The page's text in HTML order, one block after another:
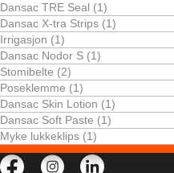
Dansac TRE Seal (1)
Dansac X-tra Strips (1)
Irrigasjon (1)
Dansac Nodor S (1)
Stomibelte (2)
Poseklemme (1)
Dansac Skin Lotion (1)
Dansac Soft Paste (1)
Myke lukkeklips (1)
LEVE MED STOMI
FOR HELSEPERSONELL
PRODUKTER
OM OSS
KONTAKT OSS